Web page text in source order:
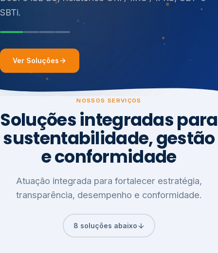
Ver Soluções
NOSSOS SERVIÇOS
Soluções integradas para
sustentabilidade, gestão
e conformidade
Atuação integrada para fortalecer estratégia,
transparência, desempenho e conformidade.
8 soluções abaixo